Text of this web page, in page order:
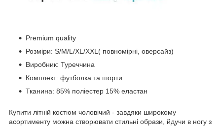
Купити літній костюм чоловічий - завдяки широкому
асортименту можна створювати стильні образи, йдучи в ногу з
Premium quality
Розміри: S/M/L/XL/XXL( повномірні, оверсайз)
Виробник: Туреччина
Комплект: футболка та шорти
Тканина: 85% поліестер 15% еластан